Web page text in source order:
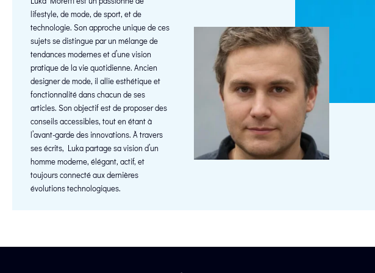
lifestyle, de mode, de sport, et de
technologie. Son approche unique de ces
sujets se distingue par un mélange de
tendances modernes et d’une vision
pratique de la vie quotidienne. Ancien
designer de mode, il allie esthétique et
fonctionnalité dans chacun de ses
articles. Son objectif est de proposer des
conseils accessibles, tout en étant à
l’avant-garde des innovations. À travers
ses écrits, Luka partage sa vision d’un
homme moderne, élégant, actif, et
toujours connecté aux dernières
évolutions technologiques.